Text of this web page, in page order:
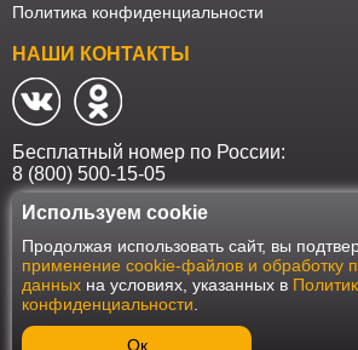
Политика конфиденциальности
НАШИ КОНТАКТЫ
Бесплатный номер по России:
8 (800) 500-15-05
Наш интернет-магазин работает в
Федерального закона от 27 июля 2006 года
данных". Оформить заказ на сайте Мебеласка
наличии согласия на обработку Ваших
улучшения работы сайта и его
используем файлы cookie. Продолжая
соглашаетесь с использованием
Используем cookie
Продолжая использовать сайт, вы
применение cookie-файлов и обработку
данных на условиях, указанных в
конфиденциальности
Ок